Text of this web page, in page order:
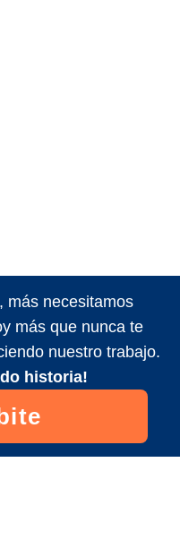
más necesitamos
más que nunca te
nuestro trabajo.
historia!